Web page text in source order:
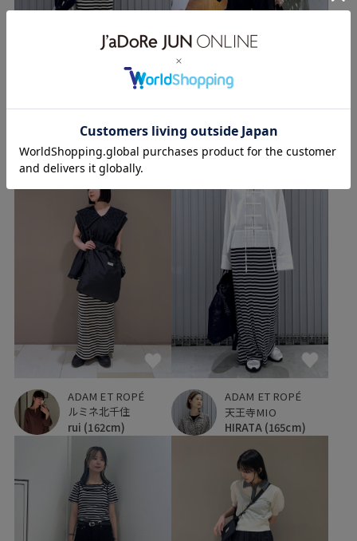
天王寺MIO
HIRATA(165cm)
ミント神戸
Kubota (159cm)
ADAM ET ROPÉ
ルミネ北千住
rui (162cm)
ADAM ET ROPÉ
天王寺MIO
HIRATA (165cm)